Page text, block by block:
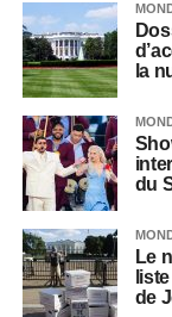
la
du
Le
de